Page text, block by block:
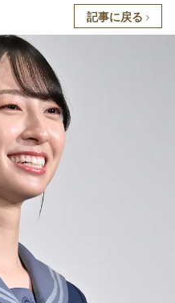
記事に戻る